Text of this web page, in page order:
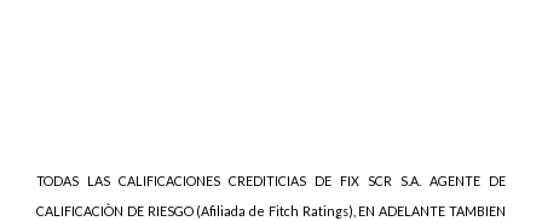
TODAS LAS CALIFICACIONES CREDITICIAS DE FIX SCR S.A. AGENTE DE
CALIFICACIÒN DE RIESGO (Afiliada de Fitch Ratings), EN ADELANTE TAMBIEN